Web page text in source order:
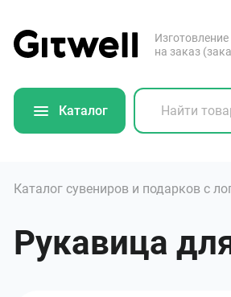
на заказ
Каталог
Каталог сувениров и подарков с
Рукавица